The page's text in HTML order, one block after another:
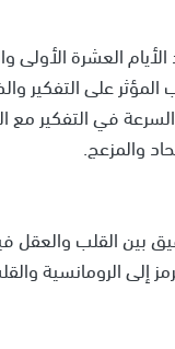
العشرة الأولى
على التفكير
في التفكير
والمزعج.
القلب والعقل
إلى الرومانسية